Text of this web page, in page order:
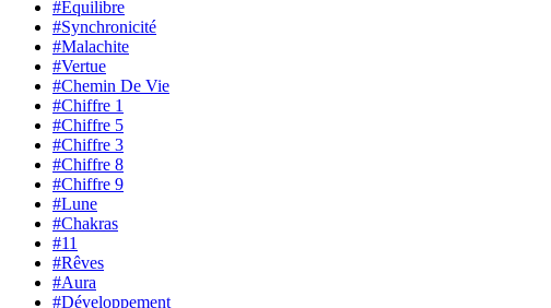
#Équilibre
#Synchronicité
#Malachite
#Vertue
#Chemin De Vie
#Chiffre 1
#Chiffre 5
#Chiffre 3
#Chiffre 8
#Chiffre 9
#Lune
#Chakras
#11
#Rêves
#Aura
#Développement